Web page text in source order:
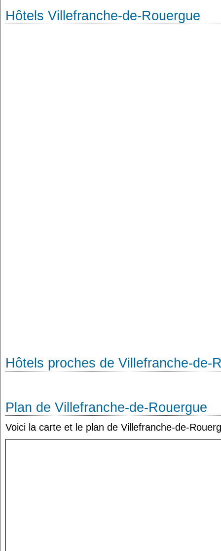
Hôtels Villefranche-de-Rouergue
Hôtels proches de Villefranche-de-
Plan de Villefranche-de-Rouergue
Voici la carte et le plan de Villefranche-de-